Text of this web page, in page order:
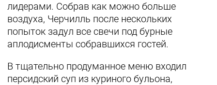
лидерами. Собрав как можно больше
воздуха, Черчилль после нескольких
попыток задул все свечи под бурные
аплодисменты собравшихся гостей.
В тщательно продуманное меню входил
персидский суп из куриного бульона,